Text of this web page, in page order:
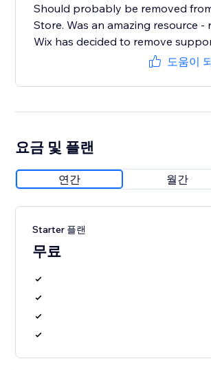
Should probably be removed
Store. Was an amazing resource -
Wix has decided to remove
도움이
요금 및 플랜
연간 월간
Starter 플랜
무료